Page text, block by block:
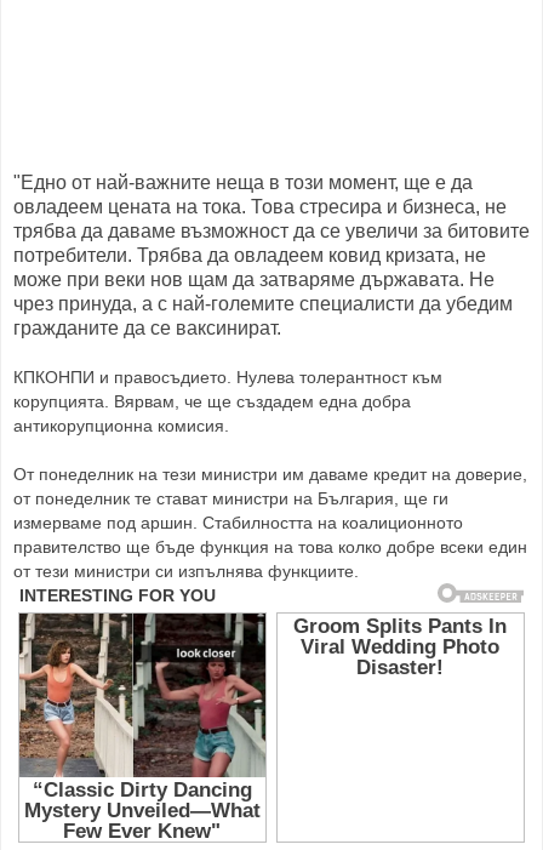
"Едно от най-важните неща в този момент, ще е да
овладеем цената на тока. Това стресира и бизнеса, не
трябва да даваме възможност да се увеличи за битовите
потребители. Трябва да овладеем ковид кризата, не
може при веки нов щам да затваряме държавата. Не
чрез принуда, а с най-големите специалисти да убедим
гражданите да се ваксинират.
КПКОНПИ и правосъдието. Нулева толерантност към
корупцията. Вярвам, че ще създадем една добра
антикорупционна комисия.
От понеделник на тези министри им даваме кредит на доверие,
от понеделник те стават министри на България, ще ги
измерваме под аршин. Стабилността на коалиционното
правителство ще бъде функция на това колко добре всеки един
от тези министри си изпълнява функциите.